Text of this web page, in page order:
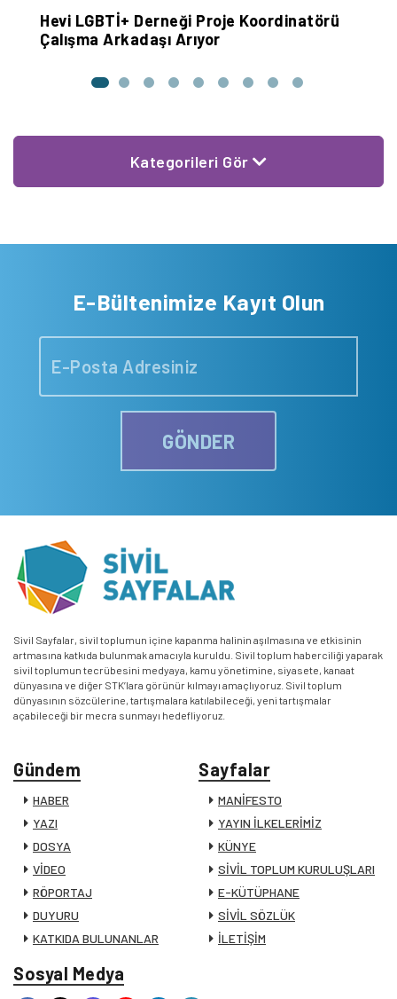
Hevi LGBTİ+ Derneği Proje Koordinatörü
Çalışma Arkadaşı Arıyor
Kategorileri Gör
E-Bültenimize Kayıt Olun
GÖNDER
Sivil Sayfalar, sivil toplumun içine kapanma halinin aşılmasına ve etkisinin
artmasına katkıda bulunmak amacıyla kuruldu. Sivil toplum haberciliği yaparak
sivil toplumun tecrübesini medyaya, kamu yönetimine, siyasete, kanaat
dünyasına ve diğer STK’lara görünür kılmayı amaçlıyoruz. Sivil toplum
dünyasının sözcülerine, tartışmalara katılabileceği, yeni tartışmalar
açabileceği bir mecra sunmayı hedefliyoruz.
Gündem
HABER
YAZI
DOSYA
VİDEO
RÖPORTAJ
DUYURU
KATKIDA BULUNANLAR
Sayfalar
MANİFESTO
YAYIN İLKELERİMİZ
KÜNYE
SİVİL TOPLUM KURULUŞLARI
E-KÜTÜPHANE
SİVİL SÖZLÜK
İLETİŞİM
Sosyal Medya